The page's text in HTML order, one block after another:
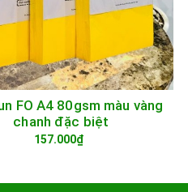
GIỎ HÀNG
FO A4 80gsm màu vàng
chanh đặc biệt
157.000₫